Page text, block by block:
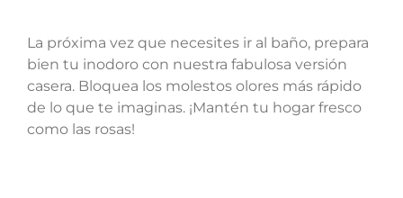
La próxima vez que necesites ir al baño, prepara
bien tu inodoro con nuestra fabulosa versión
casera. Bloquea los molestos olores más rápido
de lo que te imaginas. ¡Mantén tu hogar fresco
como las rosas!